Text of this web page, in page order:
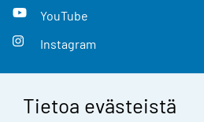
Tietoa evästeistä
YouTube
Instagram
Yhteystiedot